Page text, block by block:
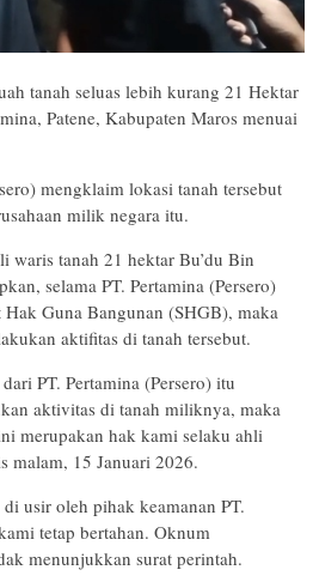
tanah seluas lebih kurang 21 Hektar
Patene, Kabupaten Maros menuai
mengklaim lokasi tanah tersebut
milik negara itu.
waris tanah 21 hektar Bu’du Bin
selama PT. Pertamina (Persero)
Guna Bangunan (SHGB), maka
aktifitas di tanah tersebut.
PT. Pertamina (Persero) itu
aktivitas di tanah miliknya, maka
merupakan hak kami selaku ahli
malam, 15 Januari 2026.
usir oleh pihak keamanan PT.
tetap bertahan. Oknum
menunjukkan surat perintah.